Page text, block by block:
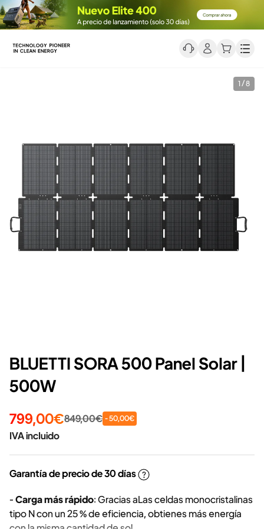
1 / 8
BLUETTI SORA 500 Panel Solar |
500W
799,00€849,00€ - 50,00€
IVA incluido
Garantía de precio de 30 días
-Carga más rápido: Gracias aLas celdas monocristalinas
tipo N con un 25 % de eficiencia, obtienes más energía